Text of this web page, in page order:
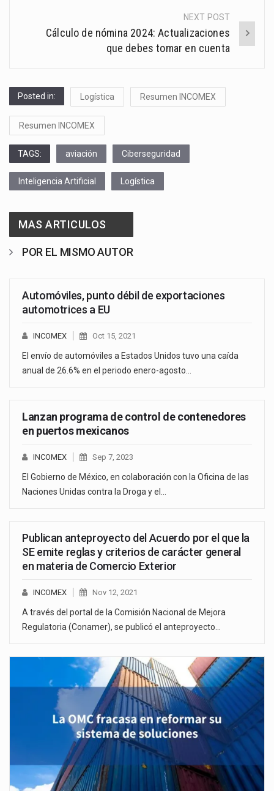
NEXT POST
Cálculo de nómina 2024: Actualizaciones
que debes tomar en cuenta
Posted in: Logística Resumen INCOMEX
Resumen INCOMEX
TAGS: aviación Ciberseguridad
Inteligencia Artificial Logística
MAS ARTICULOS
POR EL MISMO AUTOR
Automóviles, punto débil de exportaciones
automotrices a EU
INCOMEX Oct 15, 2021
El envío de automóviles a Estados Unidos tuvo una caída
anual de 26.6% en el periodo enero-agosto…
Lanzan programa de control de contenedores
en puertos mexicanos
INCOMEX Sep 7, 2023
El Gobierno de México, en colaboración con la Oficina de las
Naciones Unidas contra la Droga y el…
Publican anteproyecto del Acuerdo por el que la
SE emite reglas y criterios de carácter general
en materia de Comercio Exterior
INCOMEX Nov 12, 2021
A través del portal de la Comisión Nacional de Mejora
Regulatoria (Conamer), se publicó el anteproyecto…